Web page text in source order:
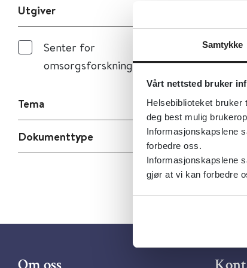
Samtykke
Vårt nettsted bruker
Helsebiblioteket bruker
deg best mulig
Informasjonskapslene
forbedre oss.
Informasjonskapslene
gjør at vi kan forbedre
Utgiver
Senter for
omsorgsforskning
Tema
Dokumenttype